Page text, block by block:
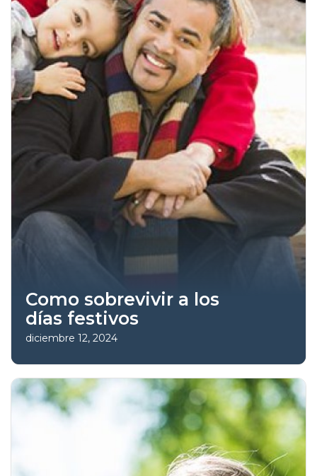
Como sobrevivir a los
días festivos
diciembre 12, 2024